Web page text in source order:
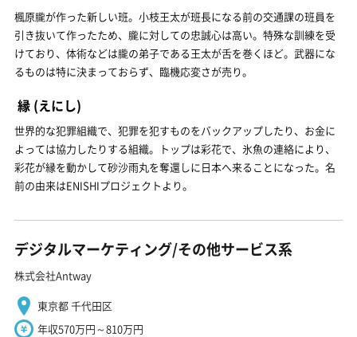
楓原朧が作った新しい班。小枝王太が班長になる前の交通課の班員を
引き抜いて作ったため、朧に対しての忠誠心は高い。特殊な訓練を受
けており、体術などは朧の弟子である王太が舌を巻くほど。武器にな
るものは特に決まっておらず、臨機応変さが売り。
縁 (えにし)
世界的な犯罪組織で、犯罪を犯すものをバックアップしたり、お金に
よっては協力したりする組織。トップは彩花で、氷魚の連絡により、
彩花が縁を動かして砂沙雨丸を奪還しに日本へ来ることになった。名
前の由来はENISHIプロジェクトより。
デジタルマーケティング/その他サービス系
株式会社Antway
東京都 千代田区
年収570万円～810万円